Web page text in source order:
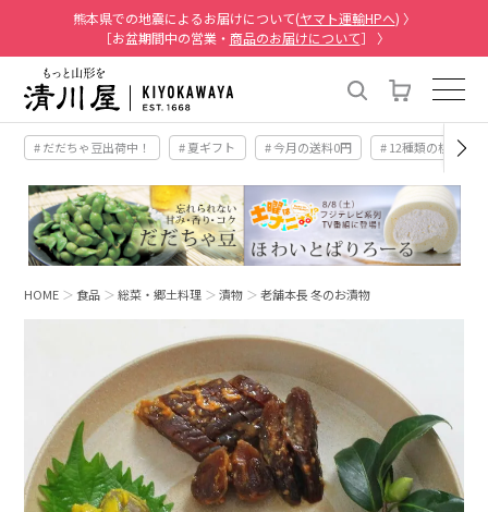
熊本県での地震によるお届けについて(ヤマト運輸HPへ) 〉
［お盆期間中の営業・ 商品のお届けについて］ 〉
# だだちゃ豆出荷中！ # 夏ギフト # 今月の送料0円 # 12種類の桃
HOME 食品 総菜・郷土料理 漬物 老舗本長 冬のお漬物